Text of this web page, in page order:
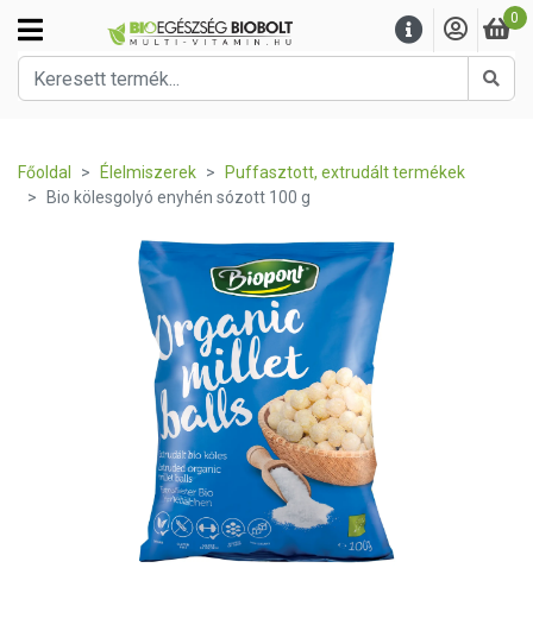
0
Főoldal Élelmiszerek
Puffasztott, extrudált termékek
Bio kölesgolyó enyhén sózott 100 g